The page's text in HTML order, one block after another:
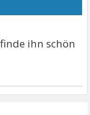
ihn schön